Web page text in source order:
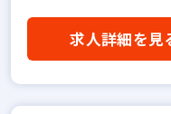
求人詳細を見